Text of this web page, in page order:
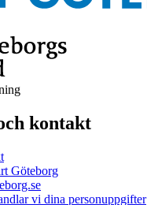
kontakt
Göteborg
vi dina personuppgifter